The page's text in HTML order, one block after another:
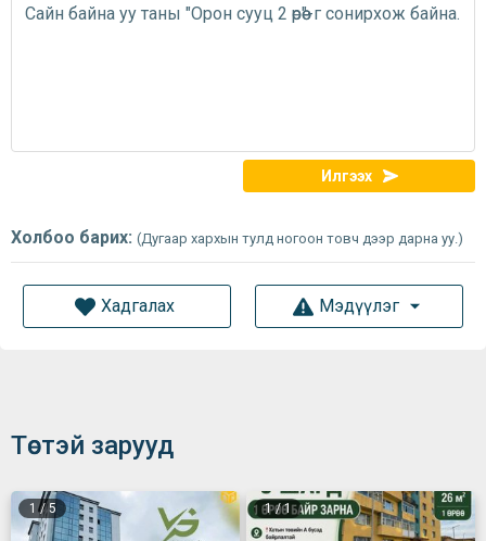
Илгээх
Холбоо барих: (Дугаар хархын тулд ногоон товч дээр дарна уу.)
Хадгалах Мэдүүлэг
Төстэй зарууд
1 /5 1/1